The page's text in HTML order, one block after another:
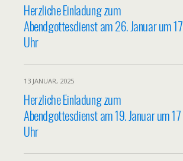
Herzliche Einladung zum
Abendgottesdienst am 26. Januar um 17
Uhr
13 JANUAR, 2025
Herzliche Einladung zum
Abendgottesdienst am 19. Januar um 17
Uhr